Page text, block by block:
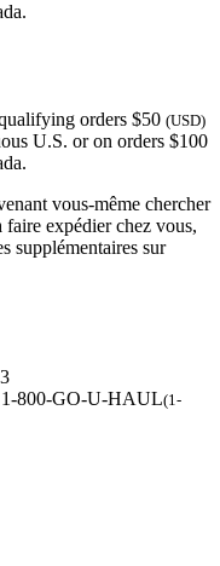
orders $50 (USD)
U.S. or on orders $100
vous-même chercher
expédier chez vous,
supplémentaires sur
1-800-GO-U-HAUL(1-